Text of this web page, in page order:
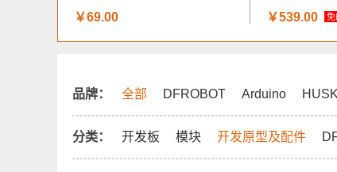
￥69.00
￥539.00
免
品牌： 全部 DFROBOT Arduino
分类： 开发板 模块 开发原型及配件